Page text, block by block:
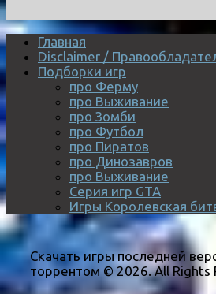
Главная
Disclaimer /
Подборки игр
про Ферму
про Выживание
про Зомби
про Футбол
про Пиратов
про Динозавров
про Выживание
Серия игр GTA
Игры Королевская
Скачать игры последней
торрентом © 2026. All Rights